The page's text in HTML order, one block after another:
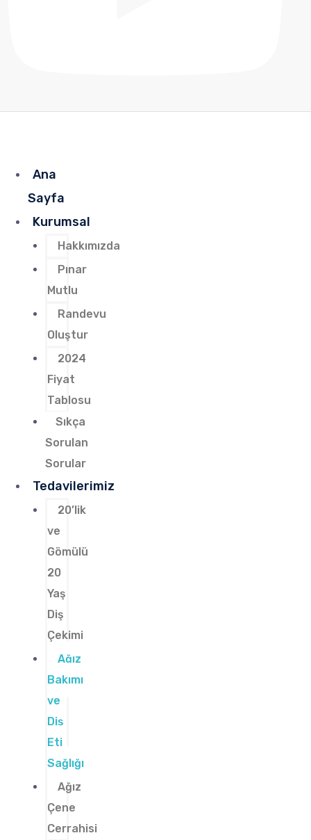
Ana
Sayfa
Kurumsal
Hakkımızda
Pınar
Mutlu
Randevu
Oluştur
2024
Fiyat
Tablosu
Sıkça
Sorulan
Sorular
Tedavilerimiz
20’lik
ve
Gömülü
20
Yaş
Diş
Çekimi
Ağız
Bakımı
ve
Diş
Eti
Sağlığı
Ağız
Çene
Cerrahisi